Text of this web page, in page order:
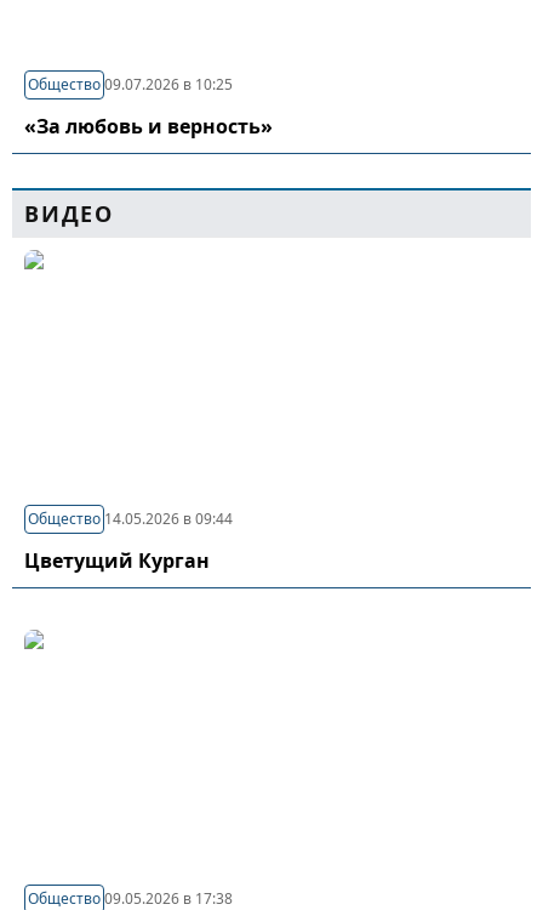
Общество09.07.2026 в 10:25
«За любовь и верность»
ВИДЕО
Общество 14.05.2026 в 09:44
Цветущий Курган
Общество09.05.2026 в 17:38